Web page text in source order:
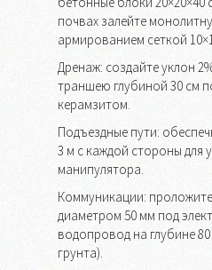
почвах залейте
армированием сеткой
Дренаж: создайте уклон
траншею глубиной 30 см
керамзитом.
Подъездные пути:
3 м с каждой стороны для
манипулятора.
Коммуникации:
диаметром 50 мм под
водопровод на глубине
грунта).